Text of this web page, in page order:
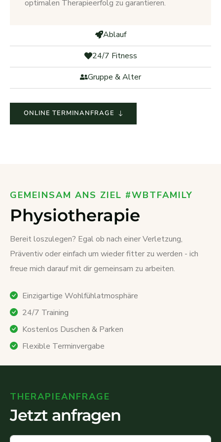
Ablauf
24/7 Fitness
Gruppe & Alter
optimalen Therapieerfolg zu garantieren.
ONLINE TERMINANFRAGE
GEMEINSAM ANS ZIEL #WBTFAMILY
Physiotherapie
Bereit loszulegen? Egal ob nach einer Verletzung,
Präventiv oder einfach um wieder fitter zu werden - ich
freue mich darauf mit dir gemeinsam zu arbeiten.
Einzigartige Wohlfühlatmosphäre
24/7 Training
Kostenlos Duschen & Parken
Flexible Terminvergabe
THERAPIEANFRAGE
Jetzt anfragen